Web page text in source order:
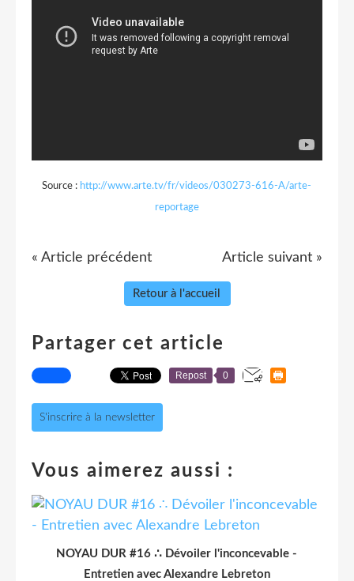
Source : http://www.arte.tv/fr/videos/030273-616-A/arte-
reportage
« Article précédent Article suivant »
Retour à l'accueil
Partager cet article
Repost 0
S'inscrire à la newsletter
Vous aimerez aussi :
NOYAU DUR #16 ∴ Dévoiler l'inconcevable -
Entretien avec Alexandre Lebreton